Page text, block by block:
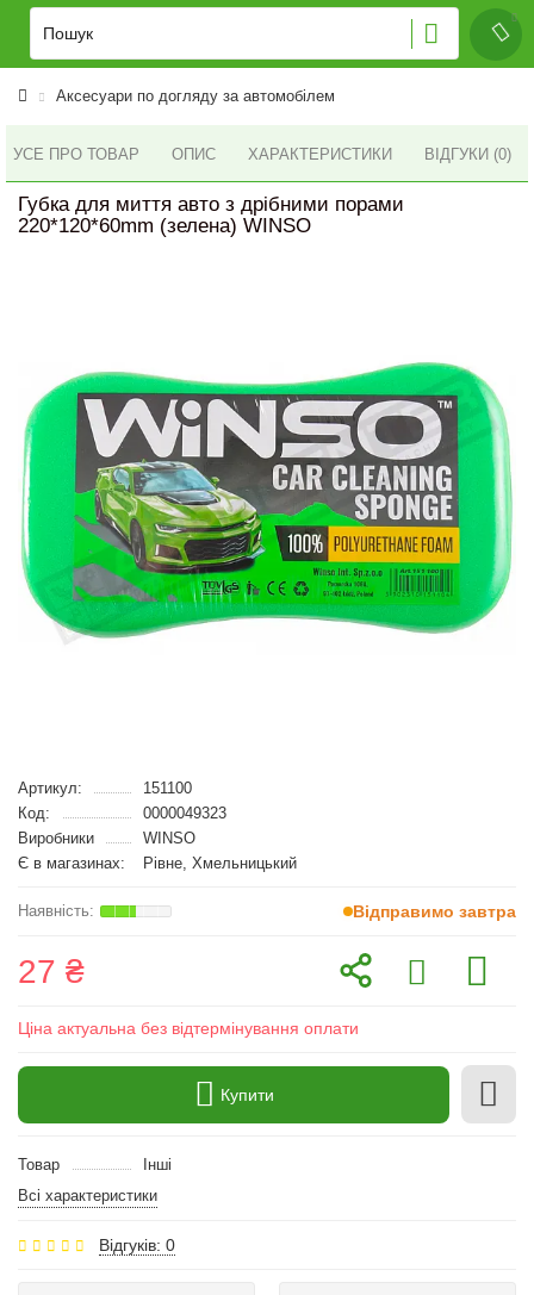
Аксесуари по догляду за автомобілем
УСЕ ПРО ТОВАР ОПИС ХАРАКТЕРИСТИКИ ВІДГУКИ (0)
Губка для миття авто з дрібними порами
220*120*60mm (зелена) WINSO
Артикул:
151100
Код:
0000049323
Виробники
WINSO
Є в магазинах:
Рівне, Хмельницький
Відправимо завтра
27 ₴
Ціна актуальна без відтермінування оплати
Купити
Товар
Інші
Всі характеристики
Відгуків: 0